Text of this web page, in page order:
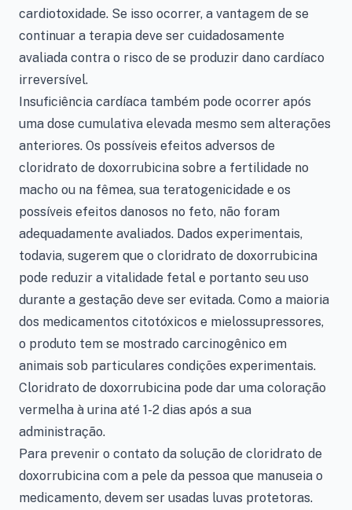
cardiotoxidade. Se isso ocorrer, a vantagem de se
continuar a terapia deve ser cuidadosamente
avaliada contra o risco de se produzir dano cardíaco
irreversível.
Insuficiência cardíaca também pode ocorrer após
uma dose cumulativa elevada mesmo sem alterações
anteriores. Os possíveis efeitos adversos de
cloridrato de doxorrubicina sobre a fertilidade no
macho ou na fêmea, sua teratogenicidade e os
possíveis efeitos danosos no feto, não foram
adequadamente avaliados. Dados experimentais,
todavia, sugerem que o cloridrato de doxorrubicina
pode reduzir a vitalidade fetal e portanto seu uso
durante a gestação deve ser evitada. Como a maioria
dos medicamentos citotóxicos e mielossupressores,
o produto tem se mostrado carcinogênico em
animais sob particulares condições experimentais.
Cloridrato de doxorrubicina pode dar uma coloração
vermelha à urina até 1-2 dias após a sua
administração.
Para prevenir o contato da solução de cloridrato de
doxorrubicina com a pele da pessoa que manuseia o
medicamento, devem ser usadas luvas protetoras.